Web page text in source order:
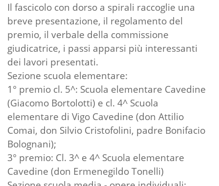
Il fascicolo con dorso a spirali raccoglie una
breve presentazione, il regolamento del
premio, il verbale della commissione
giudicatrice, i passi apparsi più interessanti
dei lavori presentati.
Sezione scuola elementare:
1° premio cl. 5^: Scuola elementare Cavedine
(Giacomo Bortolotti) e cl. 4^ Scuola
elementare di Vigo Cavedine (don Attilio
Comai, don Silvio Cristofolini, padre Bonifacio
Bolognani);
3° premio: Cl. 3^ e 4^ Scuola elementare
Cavedine (don Ermenegildo Tonelli)